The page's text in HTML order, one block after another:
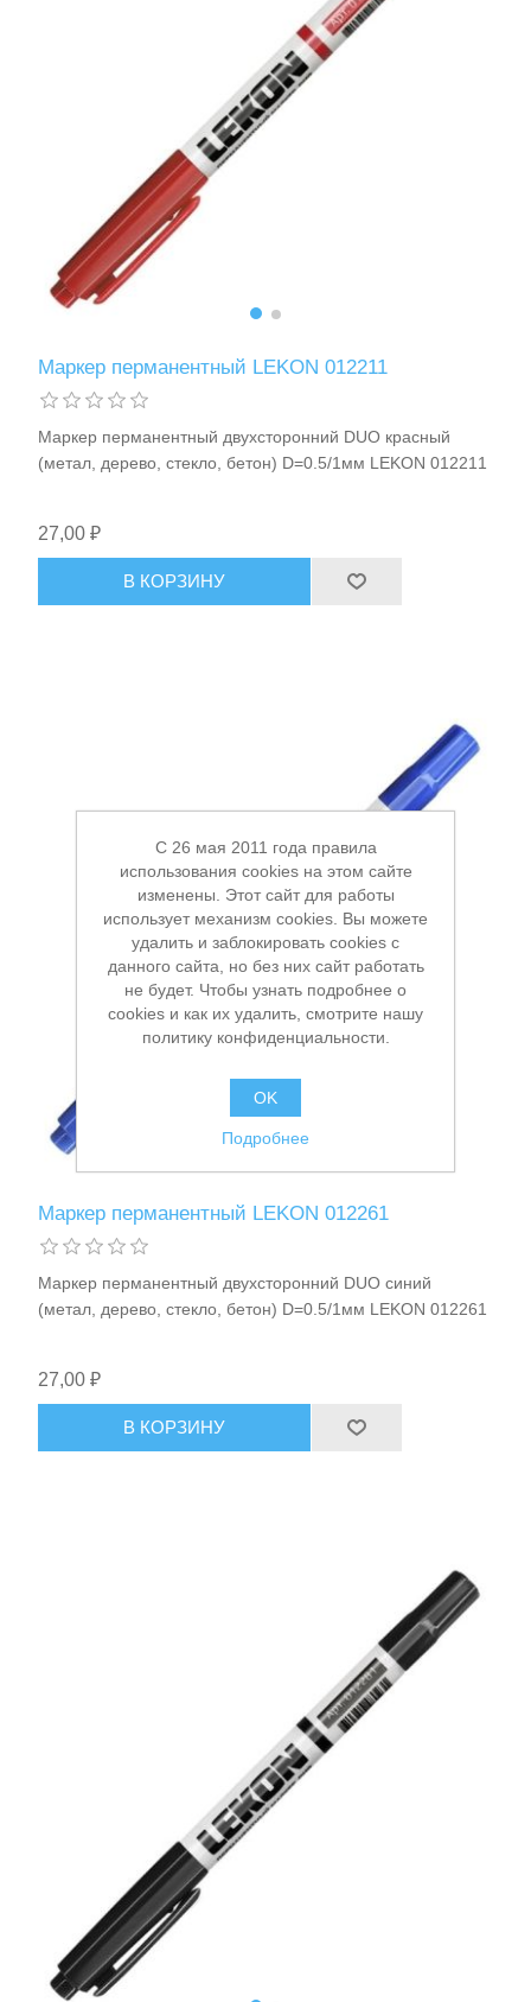
Оборудование для автосервиса
Маркер перманентный LEKON 012211
Маркер перманентный двухсторонний DUO красный
(метал, дерево, стекло, бетон) D=0.5/1мм LEKON 012211
27,00 ₽
В КОРЗИНУ
Маркер перманентный LEKON 012261
Маркер перманентный двухсторонний DUO синий
(метал, дерево, стекло, бетон) D=0.5/1мм LEKON 012261
27,00 ₽
В КОРЗИНУ
C 26 мая 2011 года правила
использования cookies на этом сайте
изменены. Этот сайт для работы
использует механизм cookies. Вы можете
удалить и заблокировать cookies с
данного сайта, но без них сайт работать
не будет. Чтобы узнать подробнее о
cookies и как их удалить, смотрите нашу
политику конфиденциальности.
OK
Подробнее